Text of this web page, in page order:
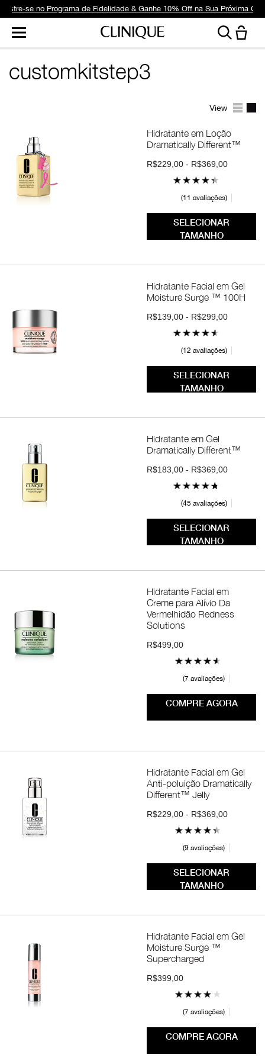
se no Programa de Fidelidade & Ganhe 10% Off na Sua Próxima
customkitstep3
View
Hidratante em Loção
Dramatically Different™
R$229,00 - R$369,00
11 avaliações
SELECIONAR
TAMANHO
Hidratante Facial em Gel
Moisture Surge ™ 100H
R$139,00 - R$299,00
12 avaliações
SELECIONAR
TAMANHO
Hidratante em Gel
Dramatically Different™
R$183,00 - R$369,00
45 avaliações
SELECIONAR
TAMANHO
Hidratante Facial em
Creme para Alívio Da
Vermelhidão Redness
Solutions
R$499,00
7 avaliações
COMPRE AGORA
Hidratante Facial em Gel
Anti-poluição Dramatically
Different™ Jelly
R$229,00 - R$369,00
9 avaliações
SELECIONAR
TAMANHO
Hidratante Facial em Gel
Moisture Surge ™
Supercharged
R$399,00
7 avaliações
COMPRE AGORA